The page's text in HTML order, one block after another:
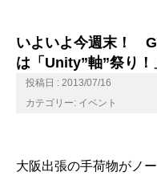
いよいよ今週末！
は「Unity”軸”祭り！
投稿日 : 2013/07/16
カテゴリー: イベント
大阪出張の手荷物がノ